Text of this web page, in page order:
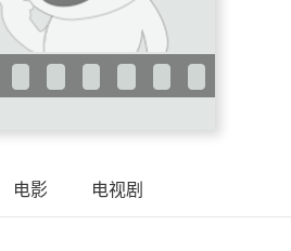
电影 电视剧